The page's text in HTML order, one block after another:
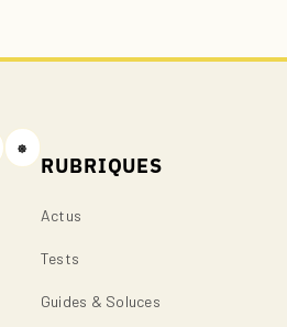
⎈
RUBRIQUES
Actus
Tests
Guides & Soluces